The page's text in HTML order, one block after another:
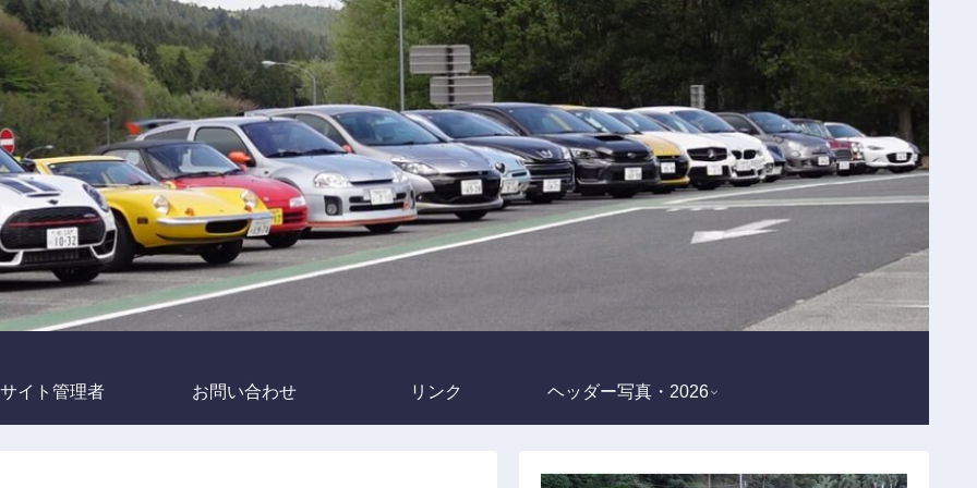
サイト管理者 お問い合わせ リンク ヘッダー写真・2026